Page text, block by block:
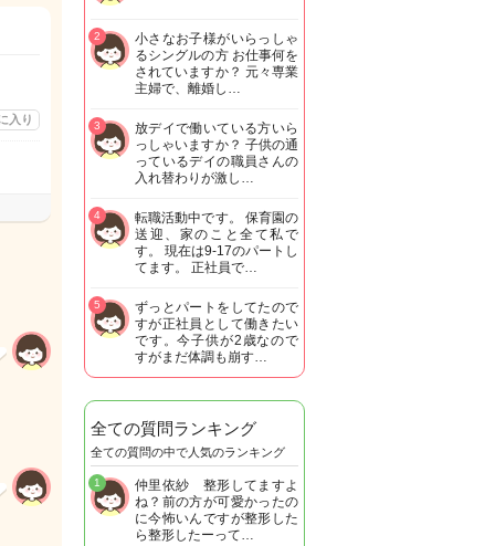
入り
小さなお子様がいらっしゃ
るシングルの方 お仕事何を
されていますか？ 元々専業
主婦で、離婚し…
2
放デイで働いている方いら
っしゃいますか？ 子供の通
っているデイの職員さんの
入れ替わりが激し…
3
転職活動中です。 保育園の
送迎、家のこと全て私で
す。 現在は9-17のパートし
てます。 正社員で…
4
ずっとパートをしてたので
すが正社員として働きたい
です。今子供が2歳なので
すがまだ体調も崩す…
5
全ての質問ランキング
全ての質問の中で人気のランキング
仲里依紗 整形してますよ
ね？前の方が可愛かったの
に今怖いんですが整形した
ら整形したーって…
1